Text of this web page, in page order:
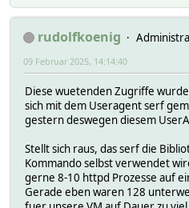
rudolfkoenig
09 Februar 2025, 14:14:40
Diese wuetenden Zugriffe
sich mit dem Useragent serf
gestern deswegen diesem
Stellt sich raus, das serf die
Kommando selbst verwendet
gerne 8-10 httpd Prozesse auf
Gerade eben waren 128